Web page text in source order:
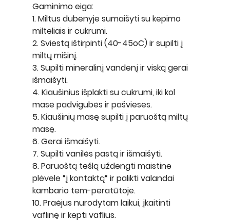
Gaminimo eiga:
1. Miltus dubenyje sumaišyti su kepimo
milteliais ir cukrumi.
2. Sviestą ištirpinti (40-45oC) ir supilti į
miltų mišinį.
3. Supilti mineralinį vandenį ir viską gerai
išmaišyti.
4. Kiaušinius išplakti su cukrumi, iki kol
masė padvigubės ir pašviesės.
5. Kiaušinių masę supilti į paruoštą miltų
masę.
6. Gerai išmaišyti.
7. Supilti vanilės pastą ir išmaišyti.
8. Paruoštą tešlą uždengti maistine
plėvele “į kontaktą“ ir palikti valandai
kambario tem-peratūtoje.
10. Praėjus nurodytam laikui, įkaitinti
vaflinę ir kepti vaflius.